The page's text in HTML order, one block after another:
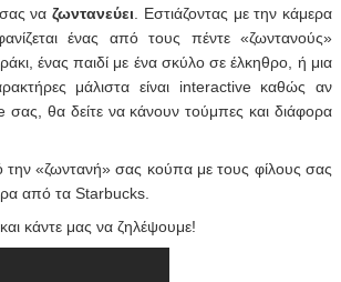
να ζωντανεύει . Εστιάζοντας με την κάμερα
ένας από τους πέντε «ζωντανούς»
ένας παιδί με ένα σκύλο σε έλκηθρο, ή μια
μάλιστα είναι interactive καθώς αν
θα δείτε να κάνουν τούμπες και διάφορα
την «ζωντανή» σας κούπα με τους φίλους σας
από τα Starbucks.
κάντε μας να ζηλέψουμε!